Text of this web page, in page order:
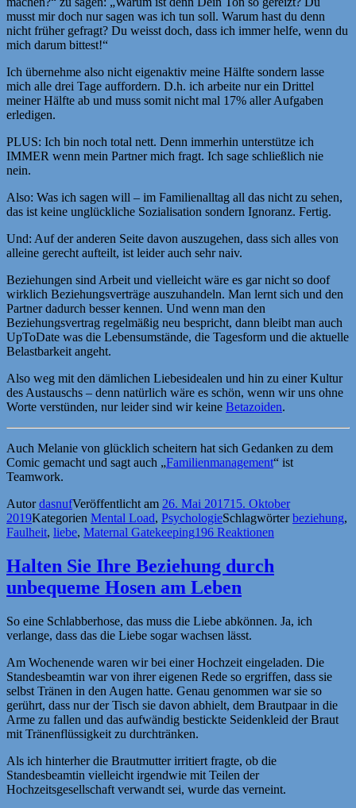
musst mir doch nur sagen was ich tun soll. Warum hast du denn
nicht früher gefragt? Du weisst doch, dass ich immer helfe, wenn du
mich darum bittest!“
Ich übernehme also nicht eigenaktiv meine Hälfte sondern lasse
mich alle drei Tage auffordern. D.h. ich arbeite nur ein Drittel
meiner Hälfte ab und muss somit nicht mal 17% aller Aufgaben
erledigen.
PLUS: Ich bin noch total nett. Denn immerhin unterstütze ich
IMMER wenn mein Partner mich fragt. Ich sage schließlich nie
nein.
Also: Was ich sagen will – im Familienalltag all das nicht zu sehen,
das ist keine unglückliche Sozialisation sondern Ignoranz. Fertig.
Und: Auf der anderen Seite davon auszugehen, dass sich alles von
alleine gerecht aufteilt, ist leider auch sehr naiv.
Beziehungen sind Arbeit und vielleicht wäre es gar nicht so doof
wirklich Beziehungsverträge auszuhandeln. Man lernt sich und den
Partner dadurch besser kennen. Und wenn man den
Beziehungsvertrag regelmäßig neu bespricht, dann bleibt man auch
UpToDate was die Lebensumstände, die Tagesform und die aktuelle
Belastbarkeit angeht.
Also weg mit den dämlichen Liebesidealen und hin zu einer Kultur
des Austauschs – denn natürlich wäre es schön, wenn wir uns ohne
Worte verstünden, nur leider sind wir keine Betazoiden.
Auch Melanie von glücklich scheitern hat sich Gedanken zu dem
Comic gemacht und sagt auch „Familienmanagement“ ist
Teamwork.
AutordasnufVeröffentlicht am 26. Mai 201715. Oktober
2019Kategorien Mental Load, PsychologieSchlagwörterbeziehung,
Faulheit, liebe, Maternal Gatekeeping196 Reaktionen
Halten Sie Ihre Beziehung durch
unbequeme Hosen am Leben
So eine Schlabberhose, das muss die Liebe abkönnen. Ja, ich
verlange, dass das die Liebe sogar wachsen lässt.
Am Wochenende waren wir bei einer Hochzeit eingeladen. Die
Standesbeamtin war von ihrer eigenen Rede so ergriffen, dass sie
selbst Tränen in den Augen hatte. Genau genommen war sie so
gerührt, dass nur der Tisch sie davon abhielt, dem Brautpaar in die
Arme zu fallen und das aufwändig bestickte Seidenkleid der Braut
mit Tränenflüssigkeit zu durchtränken.
Als ich hinterher die Brautmutter irritiert fragte, ob die
Standesbeamtin vielleicht irgendwie mit Teilen der
Hochzeitsgesellschaft verwandt sei, wurde das verneint.